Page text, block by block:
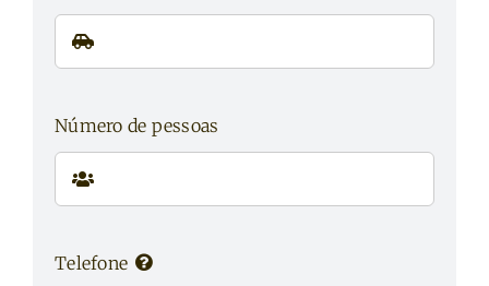
Número de pessoas
Telefone